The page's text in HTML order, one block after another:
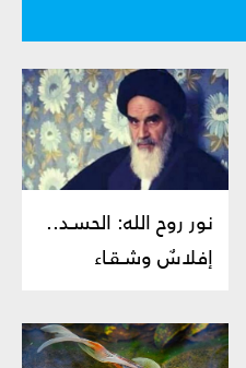
نور روح الله: الحسـد..
إفلاسٌ وشـقـاء